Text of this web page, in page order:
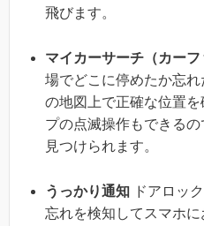
飛びます。
マイカーサーチ（カーフ
場でどこに停めたか忘
の地図上で正確な位置
プの点滅操作もできる
見つけられます。
うっかり通知 ドアロッ
忘れを検知してスマホ